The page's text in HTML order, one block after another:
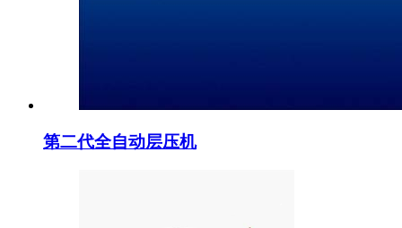
第二代全自动层压机